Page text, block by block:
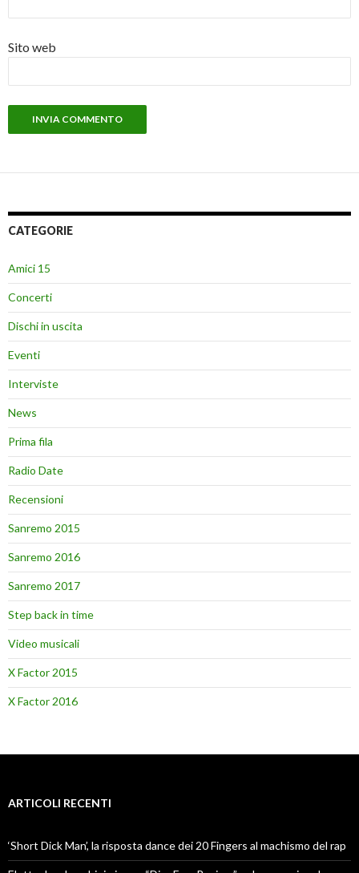
Sito web
CATEGORIE
Amici 15
Concerti
Dischi in uscita
Eventi
Interviste
News
Prima fila
Radio Date
Recensioni
Sanremo 2015
Sanremo 2016
Sanremo 2017
Step back in time
Video musicali
X Factor 2015
X Factor 2016
ARTICOLI RECENTI
‘Short Dick Man’, la risposta dance dei 20 Fingers al machismo del rap